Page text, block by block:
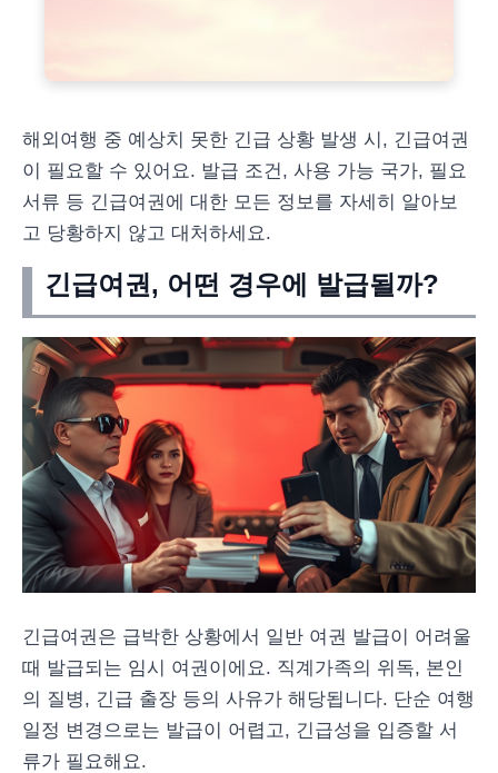
해외여행 중 예상치 못한 긴급 상황 발생 시, 긴급여권
이 필요할 수 있어요. 발급 조건, 사용 가능 국가, 필요
서류 등 긴급여권에 대한 모든 정보를 자세히 알아보
고 당황하지 않고 대처하세요.
긴급여권, 어떤 경우에 발급될까?
긴급여권은 급박한 상황에서 일반 여권 발급이 어려울
때 발급되는 임시 여권이에요. 직계가족의 위독, 본인
의 질병, 긴급 출장 등의 사유가 해당됩니다. 단순 여행
일정 변경으로는 발급이 어렵고, 긴급성을 입증할 서
류가 필요해요.